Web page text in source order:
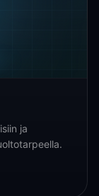
ja